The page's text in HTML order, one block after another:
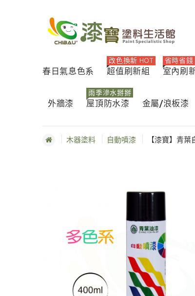
春日氣息色系 超值刷新組
改色換新 HOT
室內刷
省時省錢
外牆漆 屋頂防水漆
雨季滲水掰掰
金屬/浪板漆
木器塗料 自動噴漆 【漆寶】青葉